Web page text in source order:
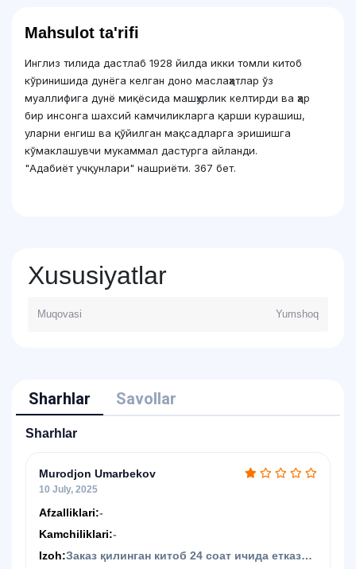
Mahsulot ta'rifi
Инглиз тилида дастлаб 1928 йилда икки томли китоб
кўринишида дунёга келган доно маслаҳатлар ўз
муаллифига дунё миқёсида машҳурлик келтирди ва ҳар
бир инсонга шахсий камчиликларга қарши курашиш,
уларни енгиш ва қўйилган мақсадларга эришишга
кўмаклашувчи мукаммал дастурга айланди.
"Адабиёт учқунлари" нашриёти. 367 бет.
Xususiyatlar
Muqovasi Yumshoq
Sharhlar Savollar
Sharhlar
Murodjon Umarbekov
10 July, 2025
Afzalliklari:-
Kamchiliklari:-
Izoh:Заказ қилинган китоб 24 соат ичида етказиб